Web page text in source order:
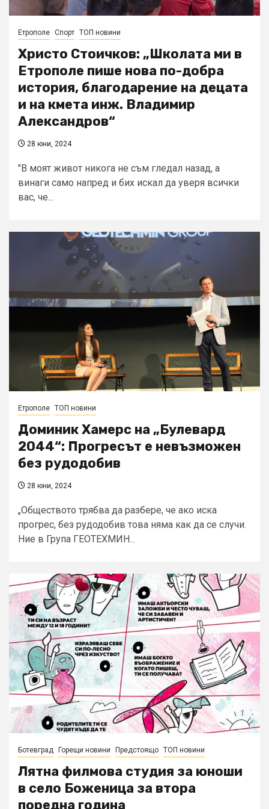
Етрополе Спорт ТОП новини
Христо Стоичков: „Школата ми в
Етрополе пише нова по-добра
история, благодарение на децата
и на кмета инж. Владимир
Александров“
28 юни, 2024
"В моят живот никога не съм гледал назад, а
винаги само напред и бих искал да уверя всички
вас, че...
Етрополе ТОП новини
Доминик Хамерс на „Булевард
2044“: Прогресът е невъзможен
без рудодобив
28 юни, 2024
„Обществото трябва да разбере, че ако иска
прогрес, без рудодобив това няма как да се случи.
Ние в Група ГЕОТЕХМИН...
Ботевград Горещи новини Предстоящо ТОП новини
Лятна филмова студия за юноши
в село Боженица за втора
поредна година